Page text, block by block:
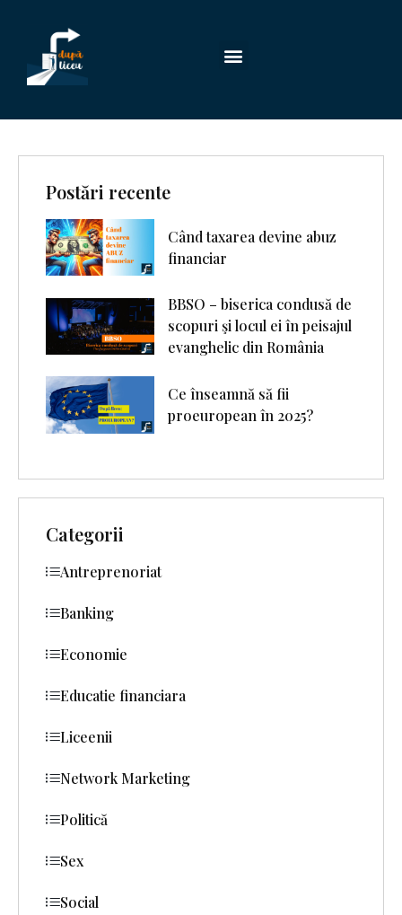
Postări recente
Când taxarea devine abuz
financiar
BBSO – biserica condusă de
scopuri şi locul ei în peisajul
evanghelic din România
Ce înseamnă să fii
proeuropean în 2025?
Categorii
Antreprenoriat
Banking
Economie
Educatie financiara
Liceenii
Network Marketing
Politică
Sex
Social